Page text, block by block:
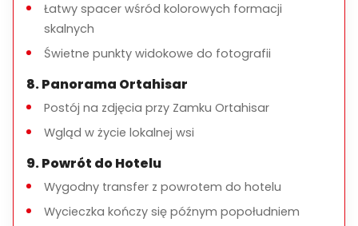
Miłośnicy fotografii i przyrody
Pary, rodziny i prywatne grupy
Ważne uwagi
Zalecane wygodne buty do chodzenia
Program wycieczki może być dostosowany na
życzenie
Łatwy spacer wśród kolorowych formacji
skalnych
Świetne punkty widokowe do fotografii
8. Panorama Ortahisar
Postój na zdjęcia przy Zamku Ortahisar
Wgląd w życie lokalnej wsi
9. Powrót do Hotelu
Wygodny transfer z powrotem do hotelu
Wycieczka kończy się późnym popołudniem